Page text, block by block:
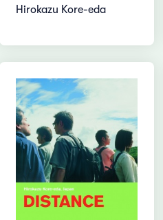
Hirokazu Kore-eda